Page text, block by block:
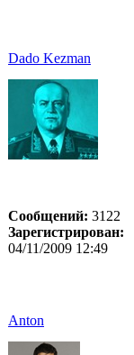
Dado Kezman
Сообщений: 3122
Зарегистрирован:
04/11/2009 12:49
Anton